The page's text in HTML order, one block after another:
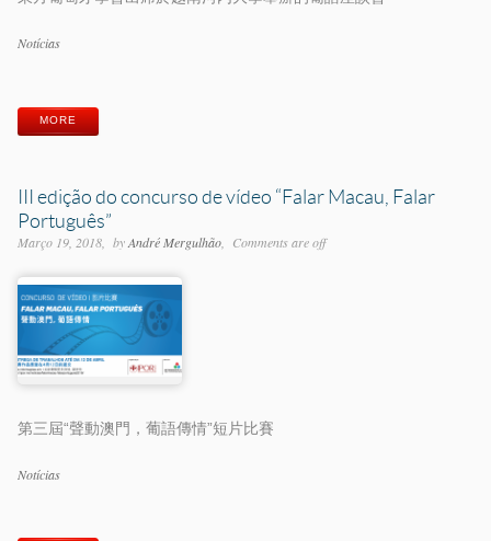
Categorias
Notícias
MORE
III edição do concurso de vídeo “Falar Macau, Falar
Português”
Março 19, 2018 byAndré Mergulhão Comments are off
第三屆“聲動澳門，葡語傳情”短片比賽
Categorias
Notícias